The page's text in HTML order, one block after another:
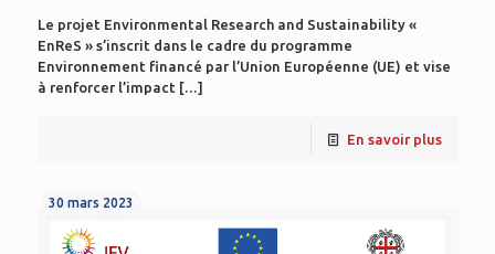
Le projet Environmental Research and Sustainability «
EnReS » s’inscrit dans le cadre du programme
Environnement financé par l’Union Européenne (UE) et vise
à renforcer l’impact […]
En savoir plus
30 mars 2023